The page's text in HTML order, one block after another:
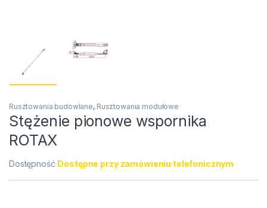
Rusztowania budowlane, Rusztowania modułowe
Stężenie pionowe wspornika
ROTAX
Dostępność Dostępne przy zamówieniu telefonicznym